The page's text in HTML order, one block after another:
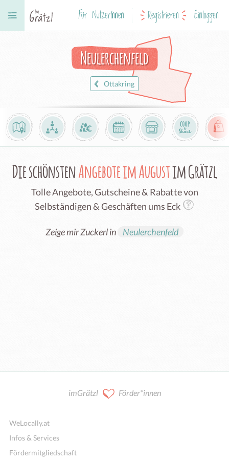
Für NutzerInnen Registrieren Einloggen
Neulerchenfeld
Ottakring
Die schönstenAngebote im Augustim Grätzl
Tolle Angebote, Gutscheine & Rabatte von
Selbständigen & Geschäften ums Eck
Zeige mir Zuckerl in Neulerchenfeld
imGrätzl Förder*innen
WeLocally.at
Infos & Services
Fördermitgliedschaft